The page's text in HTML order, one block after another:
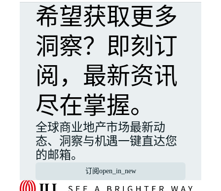
希望获取更多
洞察？即刻订
阅，最新资讯
尽在掌握。
全球商业地产市场最新动
态、洞察与机遇一键直达您
的邮箱。
订阅 open_in_new